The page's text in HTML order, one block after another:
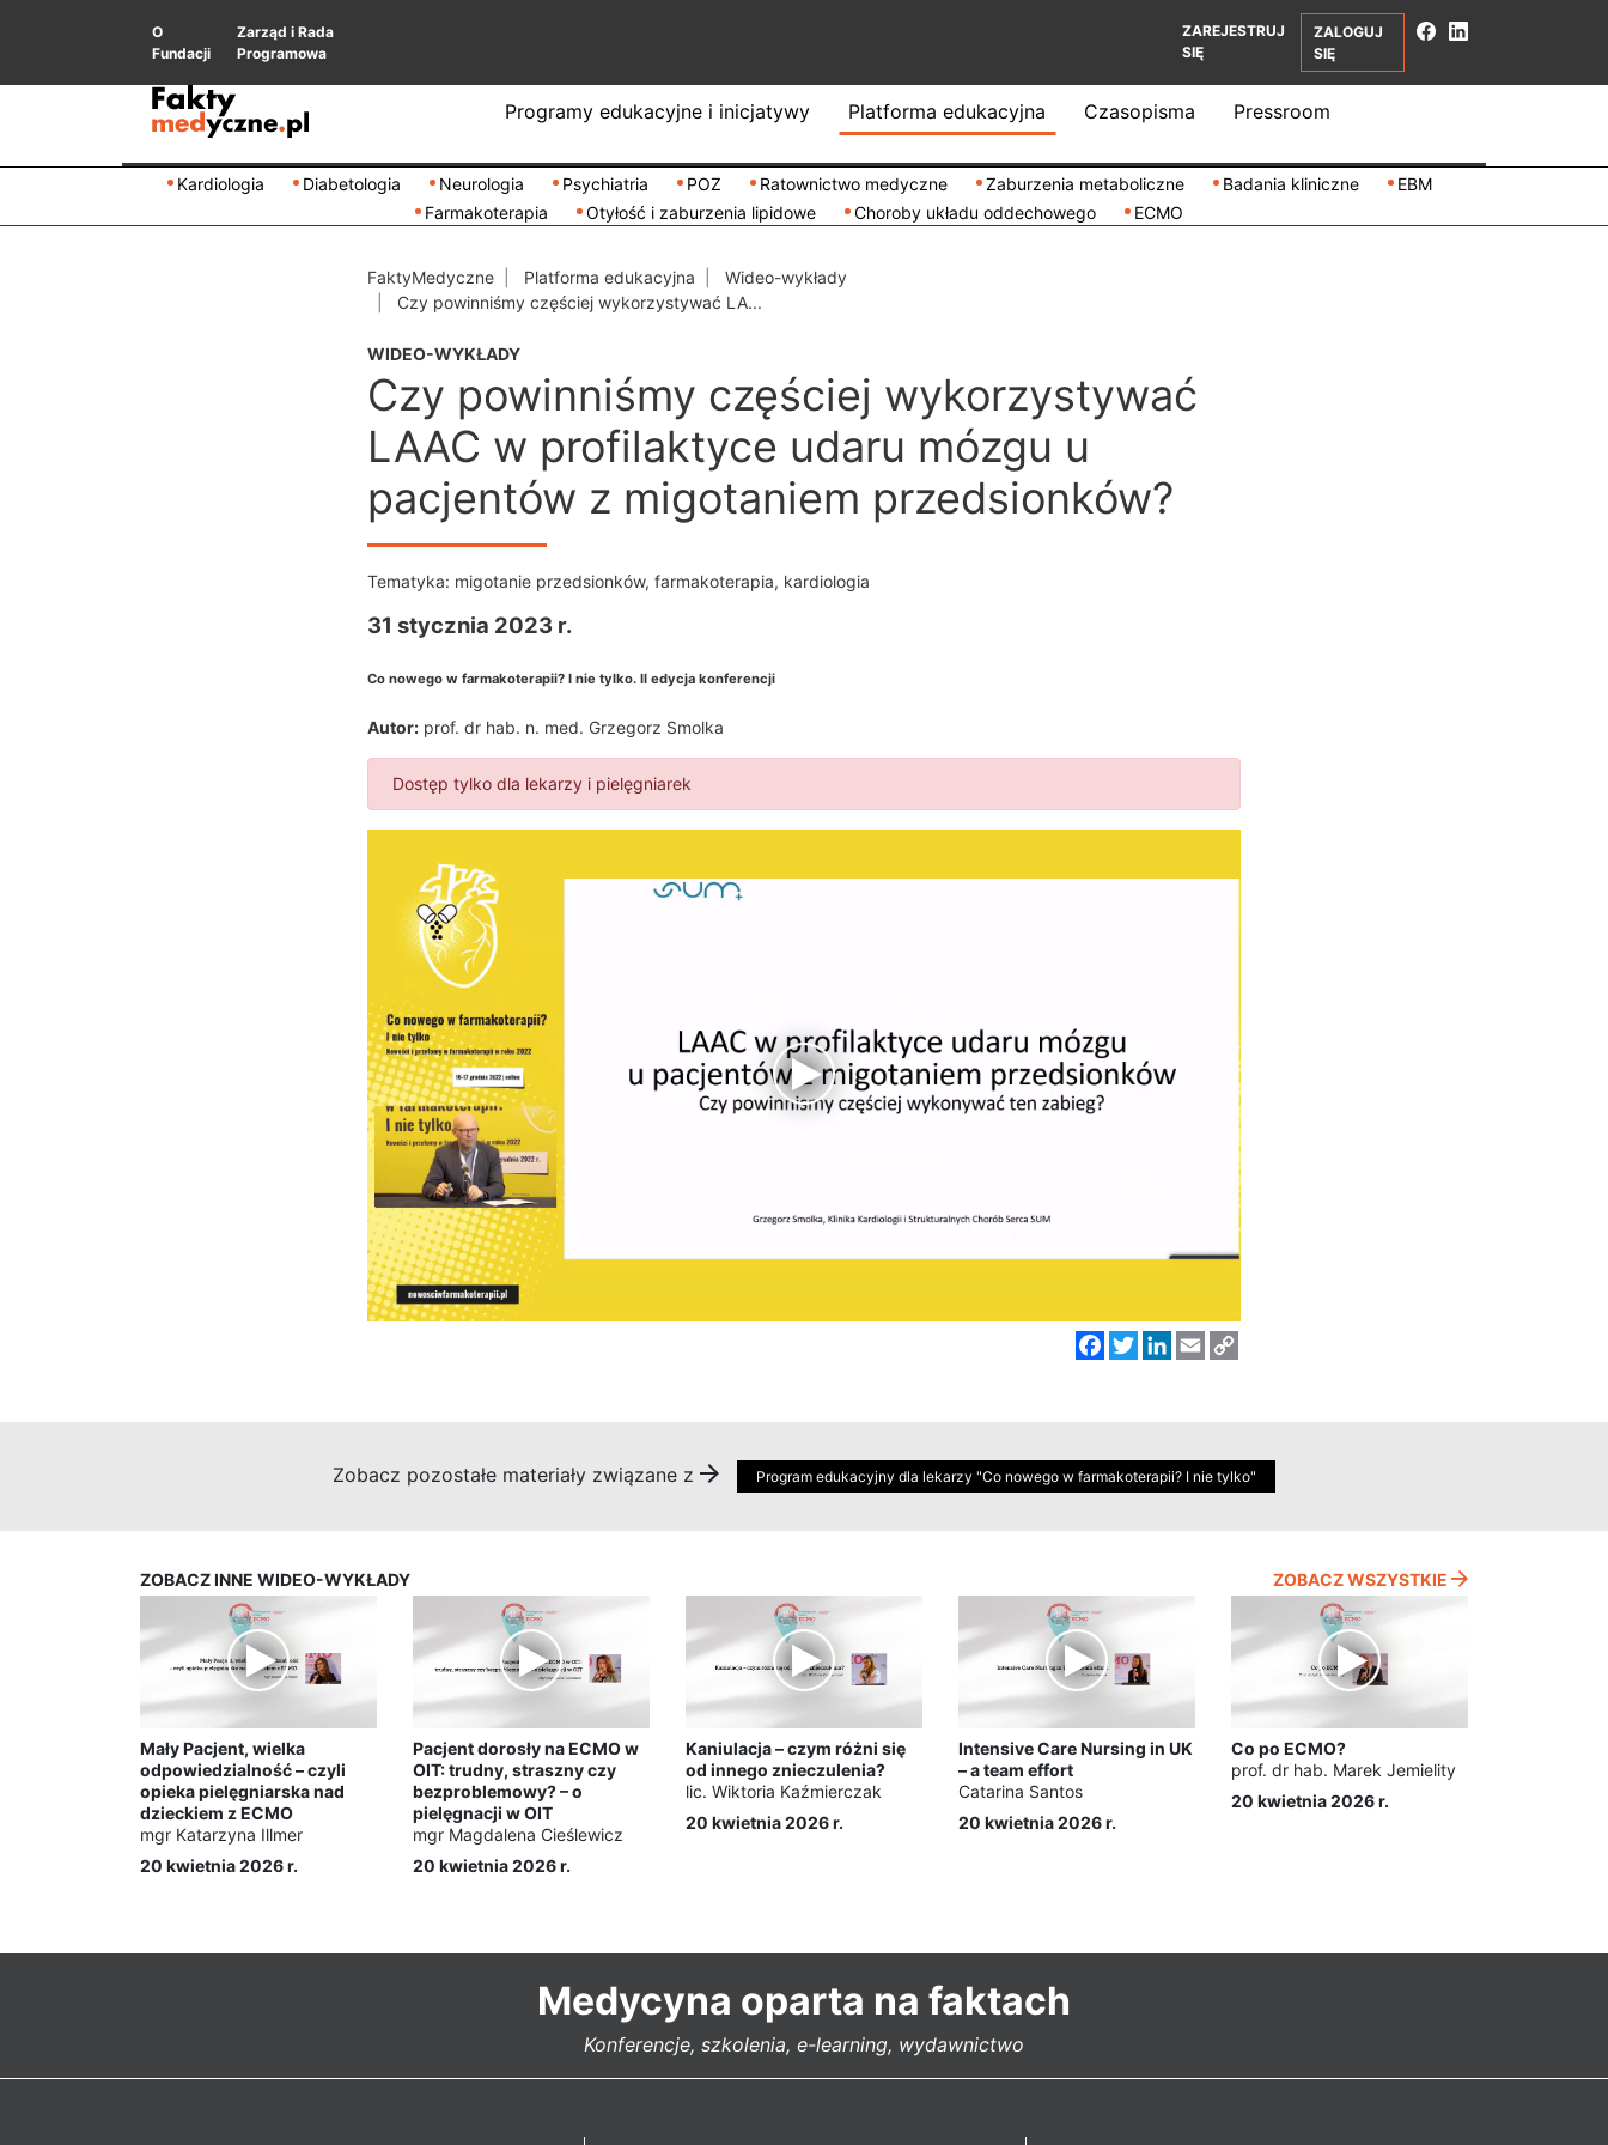
O
Fundacji
Zarząd i Rada
Programowa
ZAREJESTRUJ
SIĘ
ZALOGUJ
SIĘ
Programy edukacyjne i inicjatywy Platforma edukacyjna Czasopisma Pressroom
Kardiologia Diabetologia Neurologia Psychiatria POZ Ratownictwo medyczne Zaburzenia metaboliczne Badania kliniczne
EBM
Farmakoterapia
Otyłość i zaburzenia lipidowe Choroby układu oddechowego ECMO
FaktyMedyczne Platforma edukacyjna
Wideo-wykłady
Czy powinniśmy częściej wykorzystywać LA...
WIDEO-WYKŁADY
Czy powinniśmy częściej wykorzystywać
LAAC w profilaktyce udaru mózgu u
pacjentów z migotaniem przedsionków?
Tematyka: migotanie przedsionków, farmakoterapia, kardiologia
31 stycznia 2023 r.
Co nowego w farmakoterapii? I nie tylko. II edycja konferencji
Autor: prof. dr hab. n. med. Grzegorz Smolka
Dostęp tylko dla lekarzy i pielęgniarek
Facebook
TwitterLinkedIn
Email
Zobacz pozostałe materiały związane z Program edukacyjny dla lekarzy "Co nowego w farmakoterapii? I nie tylko"
ZOBACZ INNE WIDEO-WYKŁADY ZOBACZ WSZYSTKIE
Mały Pacjent, wielka
odpowiedzialność – czyli
opieka pielęgniarska nad
dzieckiem z ECMO
mgr Katarzyna Illmer
20 kwietnia 2026 r.
Pacjent dorosły na ECMO w
OIT: trudny, straszny czy
bezproblemowy? – o
pielęgnacji w OIT
mgr Magdalena Cieślewicz
20 kwietnia 2026 r.
Kaniulacja – czym różni się
od innego znieczulenia?
lic. Wiktoria Kaźmierczak
20 kwietnia 2026 r.
Intensive Care Nursing in UK
– a team effort
Catarina Santos
20 kwietnia 2026 r.
Co po ECMO?
prof. dr hab. Marek Jemielity
20 kwietnia 2026 r.
Medycyna oparta na faktach
Konferencje, szkolenia, e-learning, wydawnictwo